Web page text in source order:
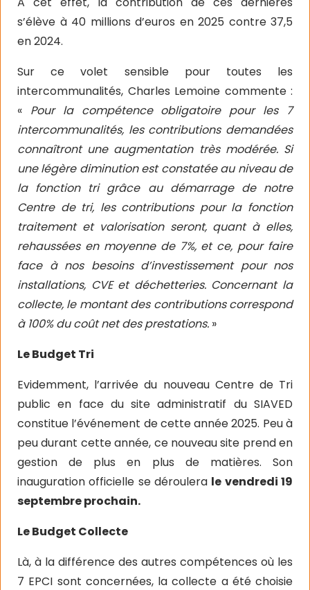
s’élève à 40 millions d’euros en 2025 contre 37,5
en 2024.
Sur ce volet sensible pour toutes les
intercommunalités, Charles Lemoine commente :
« Pour la compétence obligatoire pour les 7
intercommunalités, les contributions demandées
connaîtront une augmentation très modérée. Si
une légère diminution est constatée au niveau de
la fonction tri grâce au démarrage de notre
Centre de tri, les contributions pour la fonction
traitement et valorisation seront, quant à elles,
rehaussées en moyenne de 7%, et ce, pour faire
face à nos besoins d’investissement pour nos
installations, CVE et déchetteries. Concernant la
collecte, le montant des contributions correspond
à 100% du coût net des prestations. »
Le Budget Tri
Evidemment, l’arrivée du nouveau Centre de Tri
public en face du site administratif du SIAVED
constitue l’événement de cette année 2025. Peu à
peu durant cette année, ce nouveau site prend en
gestion de plus en plus de matières. Son
inauguration officielle se déroulera le vendredi 19
septembre prochain.
Le Budget Collecte
Là, à la différence des autres compétences où les
7 EPCI sont concernées, la collecte a été choisie